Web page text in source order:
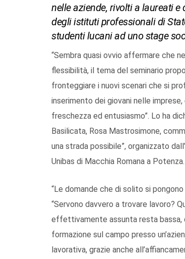
nelle aziende, rivolti a laureati
degli istituti professionali di
studenti lucani ad uno stage
“Sembra quasi ovvio affermare che
flessibilità, il tema del seminario
fronteggiare i nuovi scenari che si
inserimento dei giovani nelle
freschezza ed entusiasmo”. Lo ha
Basilicata, Rosa Mastrosimone,
una strada possibile”, organizzato
Unibas di Macchia Romana a Potenza.
“Le domande che di solito si
“Servono davvero a trovare lavoro?
effettivamente assunta resta bassa,
formazione sul campo presso
lavorativa, grazie anche